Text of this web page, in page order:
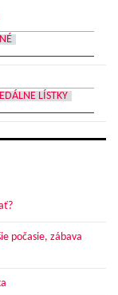
INÉ
LÍSTKY
počasie, zábava